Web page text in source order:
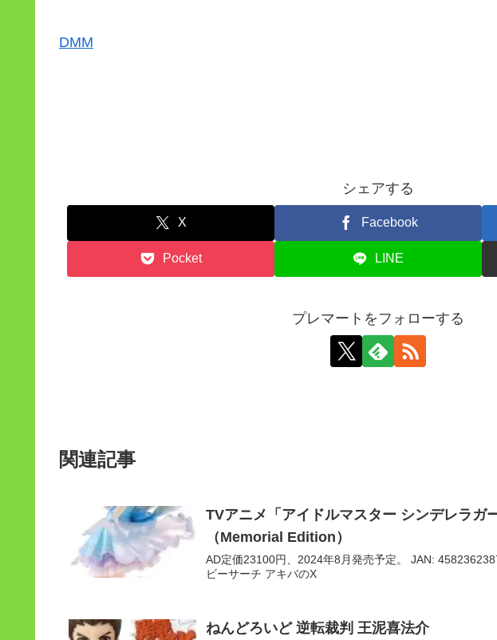
DMM
シェアする
X Facebook
Pocket LINE
プレマートをフォローする
関連記事
TVアニメ「アイドルマスター シンデレラガ
（Memorial Edition）
AD定価23100円、2024年8月発売予定。 JAN:
ビーサーチ アキバのX
ねんどろいど 逆転裁判 王泥喜法介